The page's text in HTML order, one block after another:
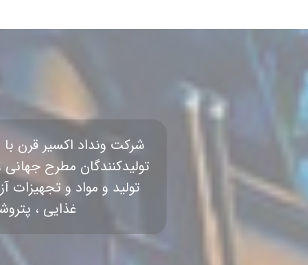
شرکت ونداد اکسیر قرن
تولیدکنندگان مطرح جهانی
تولید و مواد و تجهیزات
غذایی ،